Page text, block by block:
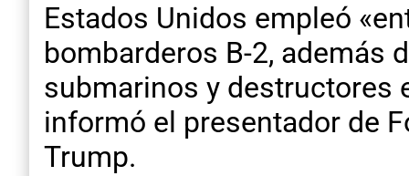
Estados Unidos empleó
bombarderos B-2, además
submarinos y destructores
informó el presentador de
Trump.